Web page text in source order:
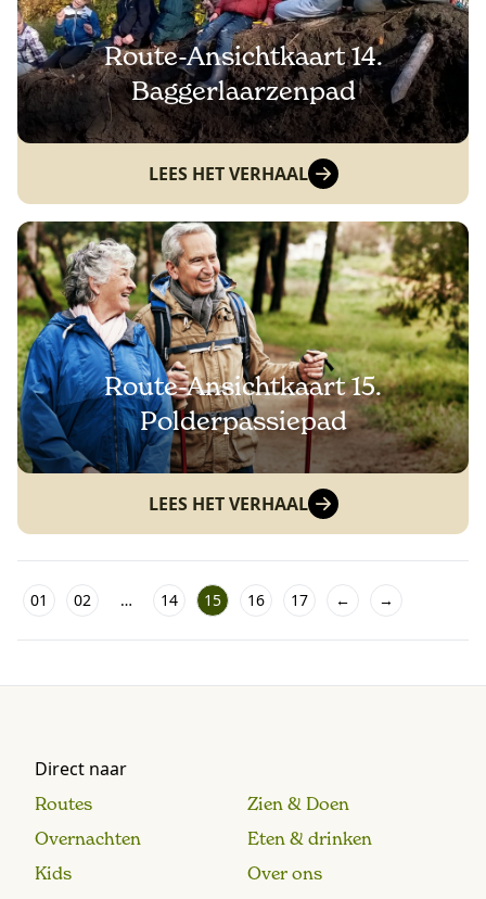
Route-Ansichtkaart 14.
Baggerlaarzenpad
LEES HET VERHAAL
Route-Ansichtkaart 15.
Polderpassiepad
LEES HET VERHAAL
01 02 … 14 15 16 17 ← →
Direct naar
Routes
Zien & Doen
Overnachten
Eten & drinken
Kids
Over ons